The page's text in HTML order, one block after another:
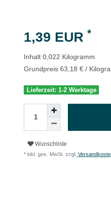
1,39 EUR*
Inhalt0,022 Kilogramm
Grundpreis63,18 € /
Lieferzeit: 1-2 Werktage
Wunschliste
* inkl. ges. MwSt. zzgl.